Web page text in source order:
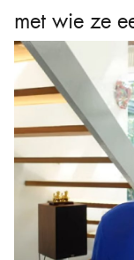
met wie ze